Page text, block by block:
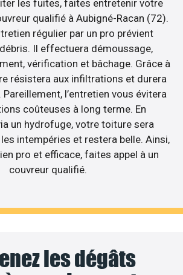
les fuites, faites entretenir votre
qualifié à Aubigné-Racan (72).
régulier par un pro prévient
Il effectuera démoussage,
vérification et bâchage. Grâce à
résistera aux infiltrations et durera
l’entretien vous évitera
coûteuses à long terme. En
un hydrofuge, votre toiture sera
intempéries et restera belle. Ainsi,
pro et efficace, faites appel à un
couvreur qualifié.
les dégâts